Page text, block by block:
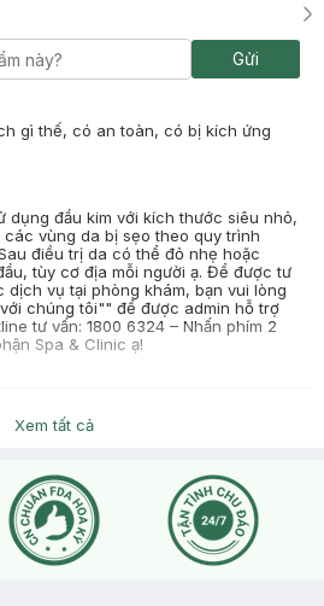
Gửi
gì thế, có an toàn, có bị kích ứng
dụng đầu kim với kích thước siêu nhỏ,
vùng da bị sẹo theo quy trình
điều trị da có thể đỏ nhẹ hoặc
tùy cơ địa mỗi người ạ. Để được tư
dịch vụ tại phòng khám, bạn vui lòng
chúng tôi"" để được admin hỗ trợ
tư vấn: 1800 6324 – Nhấn phím 2
Spa & Clinic ạ!
có an toàn, kích ứng gì không?
dụng đầu kim với kích thước siêu nhỏ,
các vùng da bị sẹo theo quy trình
điều trị da có thể đỏ nhẹ hoặc
tùy cơ địa mỗi người ạ. Để được tư
dịch vụ tại phòng khám, bạn vui lòng
Xem tất cả